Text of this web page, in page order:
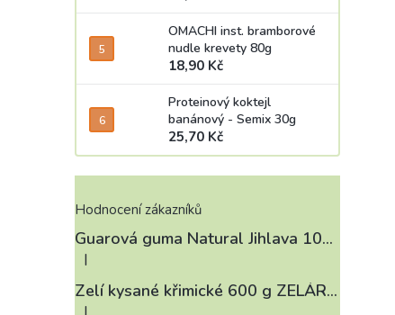
OMACHI inst. bramborové
nudle krevety 80g
18,90 Kč
Proteinový koktejl
banánový - Semix 30g
25,70 Kč
Hodnocení zákazníků
Guarová guma Natural Jihlava 100 g
Hodnocení produktu je 4 z 5 hvězdiček.
|
Zelí kysané křimické 600 g ZELÁRNA LOBKOWICZ
|